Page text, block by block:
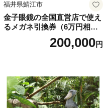
福井県鯖江市
金子眼鏡の全国直営店で使え
るメガネ引換券（6万円相
当） Platinum200,000円